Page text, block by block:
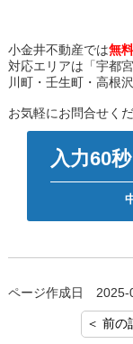
小金井不動産では無
対応エリアは「宇都
川町・壬生町・高根
お気軽にお問合せくだ
入力60
ページ作成日 2025-